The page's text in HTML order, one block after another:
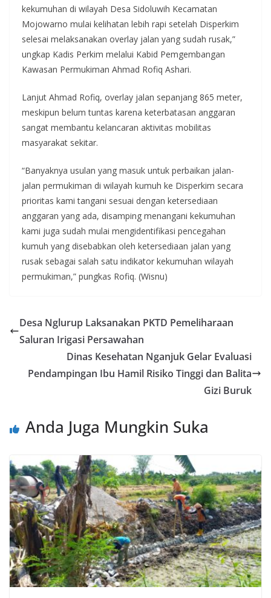
kekumuhan di wilayah Desa Sidoluwih Kecamatan
Mojowarno mulai kelihatan lebih rapi setelah Disperkim
selesai melaksanakan overlay jalan yang sudah rusak,”
ungkap Kadis Perkim melalui Kabid Pemgembangan
Kawasan Permukiman Ahmad Rofiq Ashari.
Lanjut Ahmad Rofiq, overlay jalan sepanjang 865 meter,
meskipun belum tuntas karena keterbatasan anggaran
sangat membantu kelancaran aktivitas mobilitas
masyarakat sekitar.
“Banyaknya usulan yang masuk untuk perbaikan jalan-
jalan permukiman di wilayah kumuh ke Disperkim secara
prioritas kami tangani sesuai dengan ketersediaan
anggaran yang ada, disamping menangani kekumuhan
kami juga sudah mulai mengidentifikasi pencegahan
kumuh yang disebabkan oleh ketersediaan jalan yang
rusak sebagai salah satu indikator kekumuhan wilayah
permukiman,” pungkas Rofiq. (Wisnu)
Desa Nglurup Laksanakan PKTD Pemeliharaan
Saluran Irigasi Persawahan
Dinas Kesehatan Nganjuk Gelar Evaluasi
Pendampingan Ibu Hamil Risiko Tinggi dan Balita
Gizi Buruk
Anda Juga Mungkin Suka